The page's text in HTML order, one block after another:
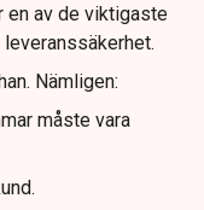
en av de viktigaste
Nämligen:
måste vara